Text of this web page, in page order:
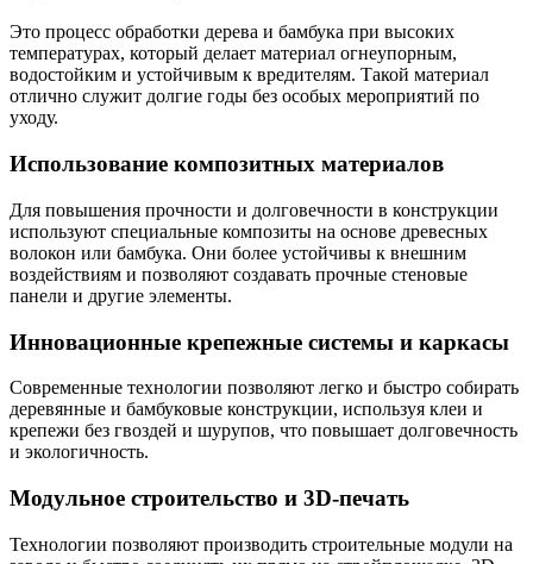
Это процесс обработки дерева и бамбука при высоких
температурах, который делает материал огнеупорным,
водостойким и устойчивым к вредителям. Такой материал
отлично служит долгие годы без особых мероприятий по
уходу.
Использование композитных материалов
Для повышения прочности и долговечности в конструкции
используют специальные композиты на основе древесных
волокон или бамбука. Они более устойчивы к внешним
воздействиям и позволяют создавать прочные стеновые
панели и другие элементы.
Инновационные крепежные системы и каркасы
Современные технологии позволяют легко и быстро собирать
деревянные и бамбуковые конструкции, используя клеи и
крепежи без гвоздей и шурупов, что повышает долговечность
и экологичность.
Модульное строительство и 3D-печать
Технологии позволяют производить строительные модули на